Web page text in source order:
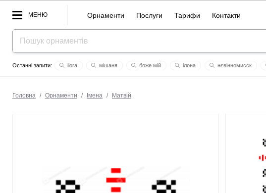
МЕНЮ Орнаменти Послуги Тарифи Контакти
liora мішаня боже мій ілона нєвінномисск
Головна / Орнаменти / Імена / Матвій